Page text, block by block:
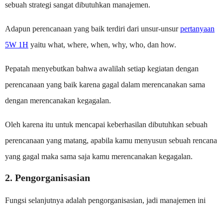
sebuah strategi sangat dibutuhkan manajemen.
Adapun perencanaan yang baik terdiri dari unsur-unsurpertanyaan
5W 1H yaitu what, where, when, why, who, dan how.
Pepatah menyebutkan bahwa awalilah setiap kegiatan dengan
perencanaan yang baik karena gagal dalam merencanakan sama
dengan merencanakan kegagalan.
Oleh karena itu untuk mencapai keberhasilan dibutuhkan sebuah
perencanaan yang matang, apabila kamu menyusun sebuah rencana
yang gagal maka sama saja kamu merencanakan kegagalan.
2. Pengorganisasian
Fungsi selanjutnya adalah pengorganisasian, jadi manajemen ini